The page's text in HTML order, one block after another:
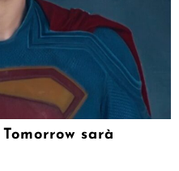
sarà